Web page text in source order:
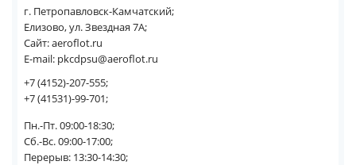
г. Петропавловск-Камчатский;
Елизово, ул. Звездная 7А;
Сайт: aeroflot.ru
E-mail: pkcdpsu@aeroflot.ru
+7 (4152)-207-555;
+7 (41531)-99-701;
Пн.-Пт. 09:00-18:30;
Сб.-Вс. 09:00-17:00;
Перерыв: 13:30-14:30;